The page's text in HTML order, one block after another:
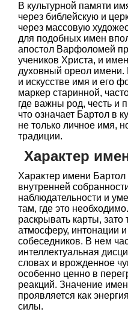
В культурной памяти
через библейскую и
через массовую
для подобных имен
апостол Варфоломей
учеников Христа, и
духовный ореол имени.
и искусстве имя и его
маркер старинной,
где важны род, честь и
что означает Бартол в
не только личное имя,
традиции.
Характер
Характер имени Бартол
внутренней
наблюдательности и
там, где это
раскрывать карты, зато
атмосферу, интонации
собеседников. В нем
интеллектуальная
словах и врожденное
особенно ценно в
реакций. Значение
проявляется как
силы.